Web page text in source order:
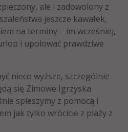
ale i zadowolony z
jeszcze kawałek,
na terminy – im wcześniej,
i upolować prawdziwe
nieco wyższe, szczególnie
się Zimowe Igrzyska
spieszymy z pomocą i
jak tylko wrócicie z plaży z